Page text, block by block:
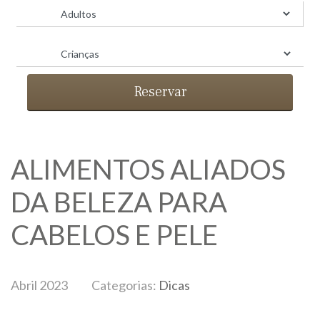
BLOG
Reservar
ALIMENTOS ALIADOS
DA BELEZA PARA
CABELOS E PELE
Abril 2023 Categorias: Dicas